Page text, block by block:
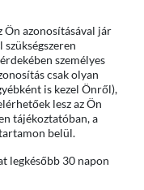
Ön azonosításával jár
személyes
csak olyan
is kezel Önről),
lesz az Ön
tájékoztatóban, a
belül.
legkésőbb 30 napon